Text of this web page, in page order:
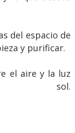
del espacio de
y purificar.
el aire y la luz